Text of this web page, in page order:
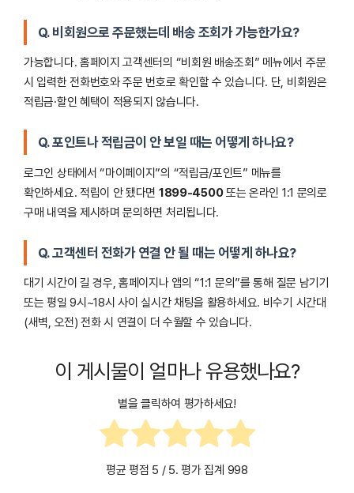
Q. 비회원으로 주문했는데 배송 조회가 가능한가요?
가능합니다. 홈페이지 고객센터의 “비회원 배송조회” 메뉴에서 주문
시 입력한 전화번호와 주문 번호로 확인할 수 있습니다. 단, 비회원은
적립금·할인 혜택이 적용되지 않습니다.
Q. 포인트나 적립금이 안 보일 때는 어떻게 하나요?
로그인 상태에서 “마이페이지”의 “적립금/포인트” 메뉴를
확인하세요. 적립이 안 됐다면 1899-4500또는 온라인 1:1 문의로
구매 내역을 제시하며 문의하면 처리됩니다.
Q. 고객센터 전화가 연결 안 될 때는 어떻게 하나요?
대기 시간이 길 경우, 홈페이지나 앱의 “1:1 문의”를 통해 질문 남기기
또는 평일 9시~18시 사이 실시간 채팅을 활용하세요. 비수기 시간대
(새벽, 오전) 전화 시 연결이 더 수월할 수 있습니다.
이 게시물이 얼마나 유용했나요?
별을 클릭하여 평가하세요!
평균 평점 5 / 5. 평가 집계 998